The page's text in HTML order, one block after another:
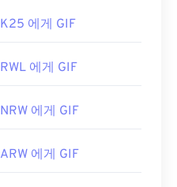
K25 에게 GIF
RWL 에게 GIF
NRW 에게 GIF
ARW 에게 GIF